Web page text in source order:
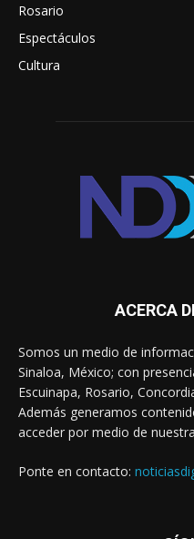
Rosario
Espectáculos
Cultura
ACERCA
Somos un medio de
Sinaloa, México; con
Escuinapa, Rosario,
Además generamos
acceder por medio de
Ponte en contacto: